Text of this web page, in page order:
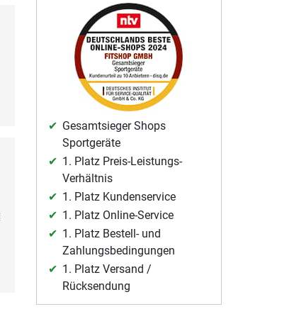
Gesamtsieger Shops
Sportgeräte
1. Platz Preis-Leistungs-
Verhältnis
1. Platz Kundenservice
1. Platz Online-Service
1. Platz Bestell- und
Zahlungsbedingungen
1. Platz Versand /
Rücksendung